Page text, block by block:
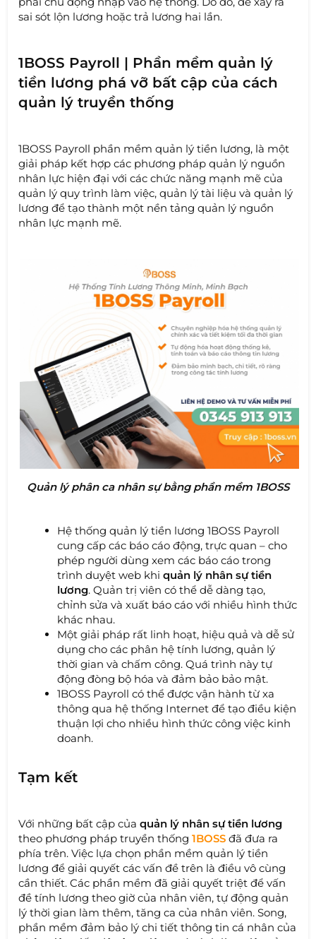
sai sót lộn lương hoặc trả lương hai lần.
1BOSS Payroll | Phần mềm quản lý
tiền lương phá vỡ bất cập của cách
quản lý truyền thống
1BOSS Payroll phần mềm quản lý tiền lương, là một
giải pháp kết hợp các phương pháp quản lý nguồn
nhân lực hiện đại với các chức năng mạnh mẽ của
quản lý quy trình làm việc, quản lý tài liệu và quản lý
lương để tạo thành một nền tảng quản lý nguồn
nhân lực mạnh mẽ.
Quản lý phân ca nhân sự bằng phần mềm 1BOSS
Hệ thống quản lý tiền lương 1BOSS Payroll
cung cấp các báo cáo động, trực quan – cho
phép người dùng xem các báo cáo trong
trình duyệt web khiquản lý nhân sự tiền
lương. Quản trị viên có thể dễ dàng tạo,
chỉnh sửa và xuất báo cáo với nhiều hình thức
khác nhau.
Một giải pháp rất linh hoạt, hiệu quả và dễ sử
dụng cho các phân hệ tính lương, quản lý
thời gian và chấm công. Quá trình này tự
động đòng bộ hóa và đảm bảo bảo mật.
1BOSS Payroll có thể được vận hành từ xa
thông qua hệ thống Internet để tạo điều kiện
thuận lợi cho nhiều hình thức công việc kinh
doanh.
Tạm kết
Với những bất cập củaquản lý nhân sự tiền lương
theo phương pháp truyền thống 1BOSSđã đưa ra
phía trên. Việc lựa chọn phần mềm quản lý tiền
lương để giải quyết các vấn đề trên là điều vô cùng
cần thiết. Các phần mềm đã giải quyết triệt để vấn
đề tính lương theo giờ của nhân viên, tự động quản
lý thời gian làm thêm, tăng ca của nhân viên. Song,
phần mềm đảm bảo lý chi tiết thông tin cá nhân của